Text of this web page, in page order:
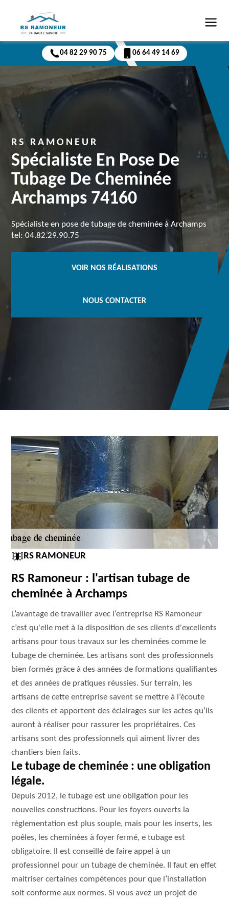
04 82 29 90 75 06 64 49 14 69
RS RAMONEUR
Spécialiste En Pose De
Tubage De Cheminée
Archamps 74160
Spécialiste en pose de tubage de cheminée à Archamps
tel: 04.82.29.90.75
VOIR NOS RÉALISATIONS
NOUS CONTACTER
RS RAMONEUR
RS Ramoneur : l'artisan tubage de
cheminée à Archamps
L’avantage de travailler avec l’entreprise RS Ramoneur
c’est qu'elle met à la disposition de ses clients d'excellents
artisans pour tous travaux sur les cheminées comme le
tubage de cheminée. Les artisans sont des professionnels
bien formés grâce à des années de formations qualifiantes
et des années de pratiques réussies. Sur terrain, les
artisans de cette entreprise savent se mettre à l’écoute
des clients et apportent des éclairages sur les actes qu’ils
auront à réaliser pour rassurer les propriétaires. Ces
artisans sont des professionnels qui aiment livrer des
chantiers bien faits.
Le tubage de cheminée : une obligation
légale.
Depuis 2012, le tubage est une obligation pour les
nouvelles constructions. Pour les foyers ouverts la
règlementation est plus souple, mais pour les inserts, les
poêles, les cheminées à foyer fermé, e tubage est
obligatoire. Il est conseillé de faire appel à un
professionnel pour un tubage de cheminée. Il faut en effet
maitriser certaines compétences pour que l’installation
soit conforme aux normes. Si vous avez un projet de